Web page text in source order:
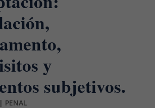
y
subjetivos.
PENAL